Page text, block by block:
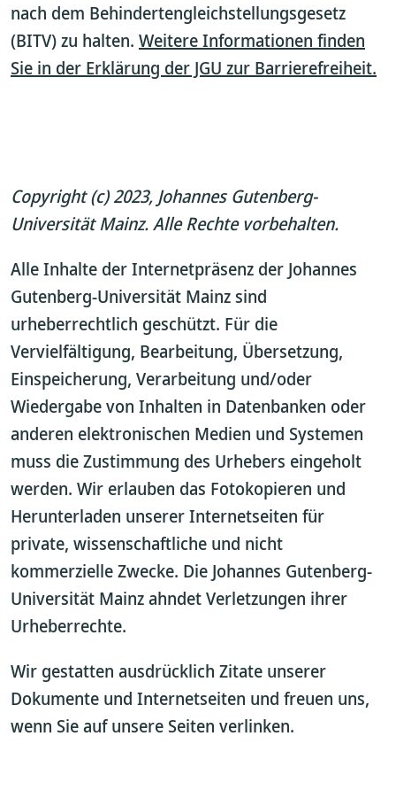
nach dem Behindertengleichstellungsgesetz
(BITV) zu halten. Weitere Informationen finden
Sie in der Erklärung der JGU zur Barrierefreiheit.
Copyright (c) 2023, Johannes Gutenberg-
Universität Mainz. Alle Rechte vorbehalten.
Alle Inhalte der Internetpräsenz der Johannes
Gutenberg-Universität Mainz sind
urheberrechtlich geschützt. Für die
Vervielfältigung, Bearbeitung, Übersetzung,
Einspeicherung, Verarbeitung und/oder
Wiedergabe von Inhalten in Datenbanken oder
anderen elektronischen Medien und Systemen
muss die Zustimmung des Urhebers eingeholt
werden. Wir erlauben das Fotokopieren und
Herunterladen unserer Internetseiten für
private, wissenschaftliche und nicht
kommerzielle Zwecke. Die Johannes Gutenberg-
Universität Mainz ahndet Verletzungen ihrer
Urheberrechte.
Wir gestatten ausdrücklich Zitate unserer
Dokumente und Internetseiten und freuen uns,
wenn Sie auf unsere Seiten verlinken.